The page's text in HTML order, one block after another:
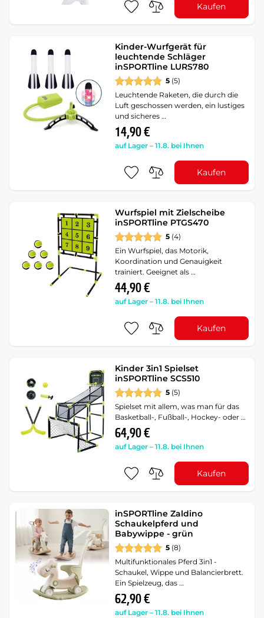
Kaufen
Kinder-Wurfgerät für
leuchtende Schläger
inSPORTline LURS780
5 (5)
Leuchtende Raketen, die durch die
Luft geschossen werden, ein lustiges
und sicheres …
14,90 €
auf Lager – 11.8. bei Ihnen
Kaufen
Wurfspiel mit Zielscheibe
inSPORTline PTGS470
5 (4)
Ein Wurfspiel, das Motorik,
Koordination und Genauigkeit
trainiert. Geeignet als …
44,90 €
auf Lager – 11.8. bei Ihnen
Kaufen
Kinder 3in1 Spielset
inSPORTline SCS510
5 (5)
Spielset mit allem, was man für das
Basketball-, Fußball-, Hockey- oder …
64,90 €
auf Lager – 11.8. bei Ihnen
Kaufen
inSPORTline Zaldino
Schaukelpferd und
Babywippe - grün
5 (8)
Multifunktionales Pferd 3in1 -
Schaukel, Wippe und Balancierbrett.
Ein Spielzeug, das …
62,90 €
auf Lager – 11.8. bei Ihnen